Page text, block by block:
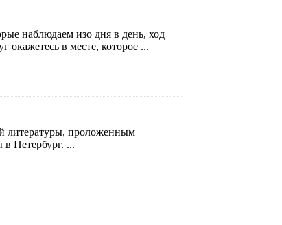
наблюдаем изо дня в день, ход
окажетесь в месте, которое ...
литературы, проложенным
Петербург. ...